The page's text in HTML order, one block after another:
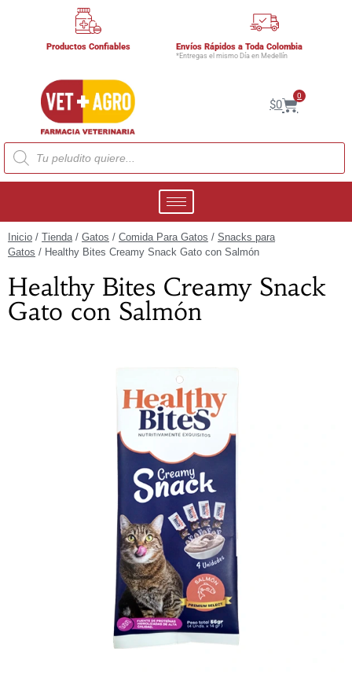
Productos Confiables Envíos Rápidos a Toda Colombia
*Entregas el mismo Día en Medellín
$0
0
Inicio / Tienda/ Gatos / Comida Para Gatos / Snacks para
Gatos / Healthy Bites Creamy Snack Gato con Salmón
Healthy Bites Creamy Snack
Gato con Salmón